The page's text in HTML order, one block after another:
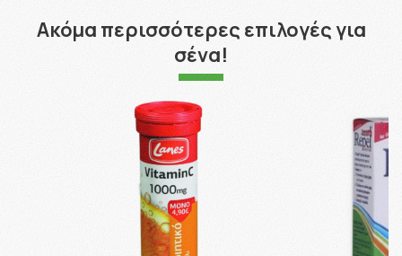
Ακόμα περισσότερες επιλογές για
σένα!